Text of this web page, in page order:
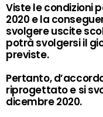
Viste le condizioni
2020 e la
svolgere uscite
potrà svolgersi il
previste.
Pertanto,
riprogettato e si
dicembre 2020.